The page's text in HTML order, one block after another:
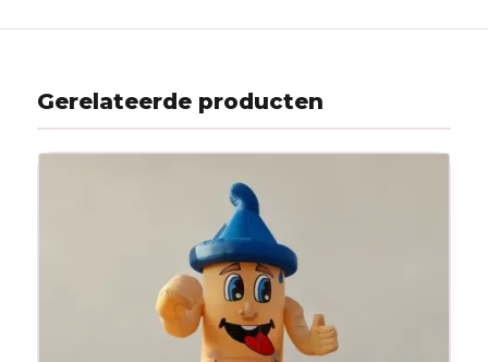
Gerelateerde producten